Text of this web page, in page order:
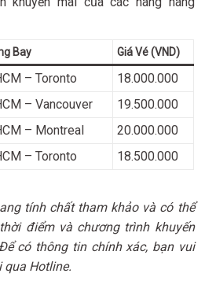
Bay Giá Vé (VND)
– Toronto
18.000.000
– Vancouver
19.500.000
– Montreal
20.000.000
– Toronto 18.500.000
tính chất tham khảo và có thể
điểm và chương trình khuyến
có thông tin chính xác, bạn vui
qua Hotline.